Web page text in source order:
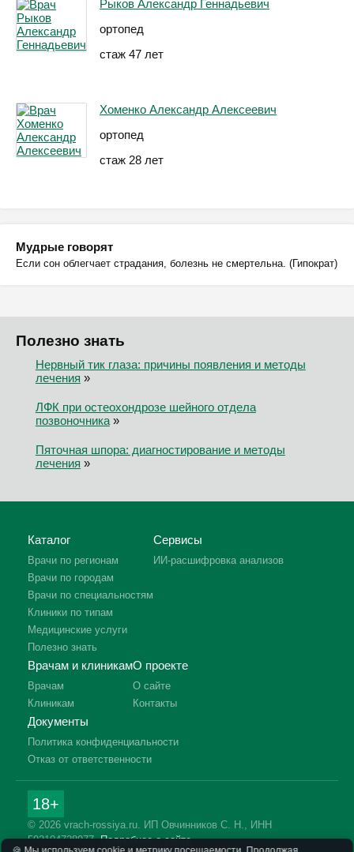
Рыков Александр Геннадьевич
ортопед
стаж 47 лет
Хоменко Александр Алексеевич
ортопед
стаж 28 лет
Мудрые говорят
Если сон облегчает страдания, болезнь не смертельна. (Гипократ)
Полезно знать
Нервный тик глаза: причины появления и методы
лечения »
ЛФК при остеохондрозе шейного отдела
позвоночника»
Пяточная шпора: диагностирование и методы
лечения »
Каталог
Врачи по регионам
Врачи по городам
Врачи по специальностям
Клиники по типам
Медицинские услуги
Полезно знать
Сервисы
ИИ-расшифровка анализов
Врачам и клиникам
Врачам
Клиникам
О проекте
О сайте
Контакты
Документы
Политика конфиденциальности
Отказ от ответственности
18+
© 2026 vrach-rossiya.ru. ИП Овчинников С. Н., ИНН
592104728977.Подробнее о сайте